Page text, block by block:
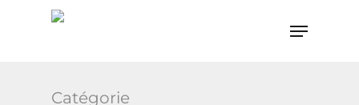
Hit enter to search or ESC to close
Catégorie